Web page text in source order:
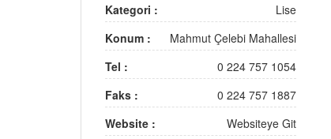
Kategori :
Lise
Konum :
Mahmut Çelebi Mahallesi
Tel :
0 224 757 1054
Faks :
0 224 757 1887
Website :
Websiteye Git